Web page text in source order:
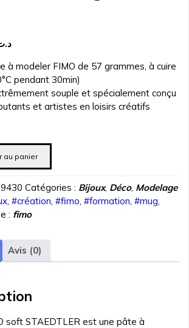
د.ت 8.000.
Le
actuel
est :
د.ت 7.200.
à modeler FIMO de 57 grammes, à cuire
pendant 30min)
souple et spécialement conçu
et artistes en loisirs créatifs
au panier
Catégories : Bijoux, Déco, Modelage
#création #fimo #formation #mug
: fimo
Avis (0)
soft STAEDTLER est une pâte à